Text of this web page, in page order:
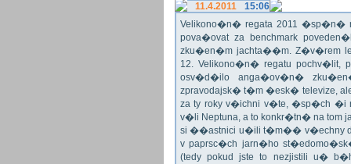
11.4.2011
15:06
Velikono�n� regata 2011 �sp�n�
pova�ovat za benchmark
zku�en�m jachta��m. Z�v�rem
12. Velikono�n� regatu
osv�d�ilo anga�ov�n�
zpravodajsk� t�m �esk� televize,
za ty roky v�ichni v�te, �sp�ch
v�li Neptuna, a to konkr�tn� na tom
si ��astnici u�ili t�m�� v�echny
v paprsc�ch jarn�ho
(tedy pokud jste to nezjistili u�